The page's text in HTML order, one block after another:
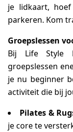
je lidkaart,
parkeren. Kom
Groepslessen
Bij Life Style
groepslessen
je nu beginner
activiteit die bij
Pilates &
je core te